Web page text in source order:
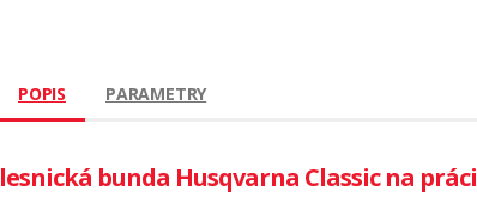
POPIS PARAMETRY
lesnická bunda Husqvarna Classic na